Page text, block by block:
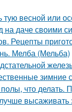
тую весной или
на даче своими
Рецепты
Мелба (Мельба)
зимние
что делать.